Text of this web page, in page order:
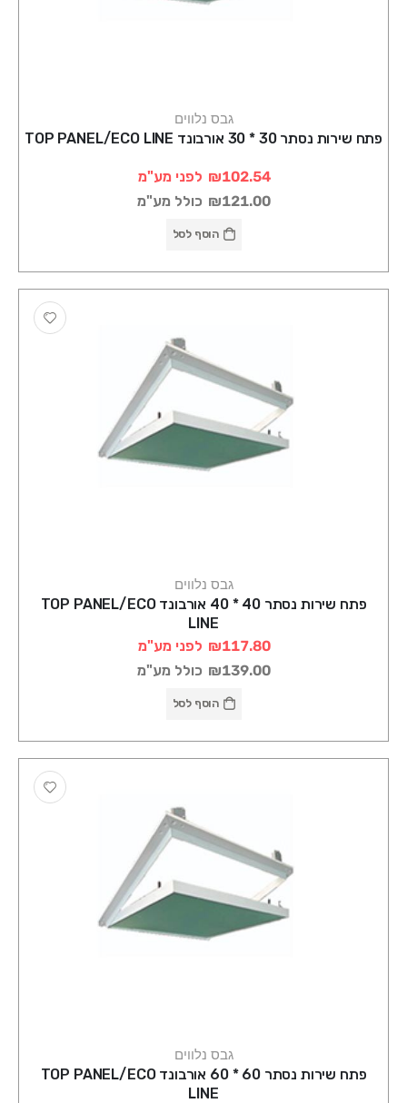
גבס נלווים
פתח שירות נסתר 30 * 30 אורבונד TOP PANEL/ECO LINE
₪102.54 לפני מע"מ
₪121.00 כולל מע"מ
הוסף לסל
גבס נלווים
פתח שירות נסתר 40 * 40 אורבונד TOP PANEL/ECO
LINE
₪117.80 לפני מע"מ
₪139.00 כולל מע"מ
הוסף לסל
גבס נלווים
פתח שירות נסתר 60 * 60 אורבונד TOP PANEL/ECO
LINE